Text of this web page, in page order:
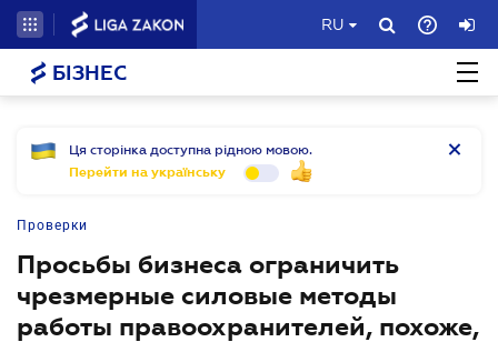
RU
БІЗНЕС
Ця сторінка доступна рідною мовою.
Перейти на українську
Проверки
Просьбы бизнеса ограничить
чрезмерные силовые методы
работы правоохранителей, похоже,